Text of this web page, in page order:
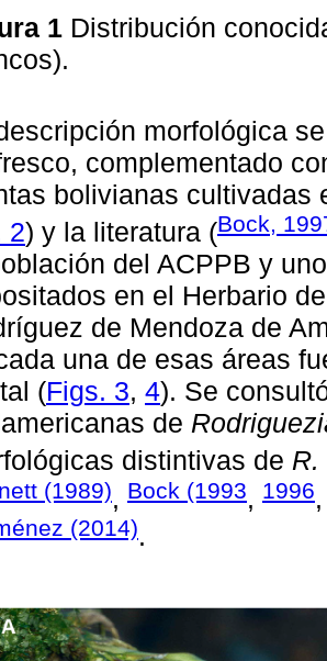
1 Distribución
morfológica
complementado
bolivianas cultivadas
2) y la literatura (Bock,
del ACPPB y
en el Herbario
de Mendoza de
una de esas áreas
(Figs. 3, 4). Se
de
distintivas de R.
(1989), Bock (1993, 1996
(2014).